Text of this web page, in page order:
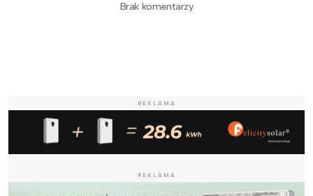
Brak komentarzy
REKLAMA
REKLAMA